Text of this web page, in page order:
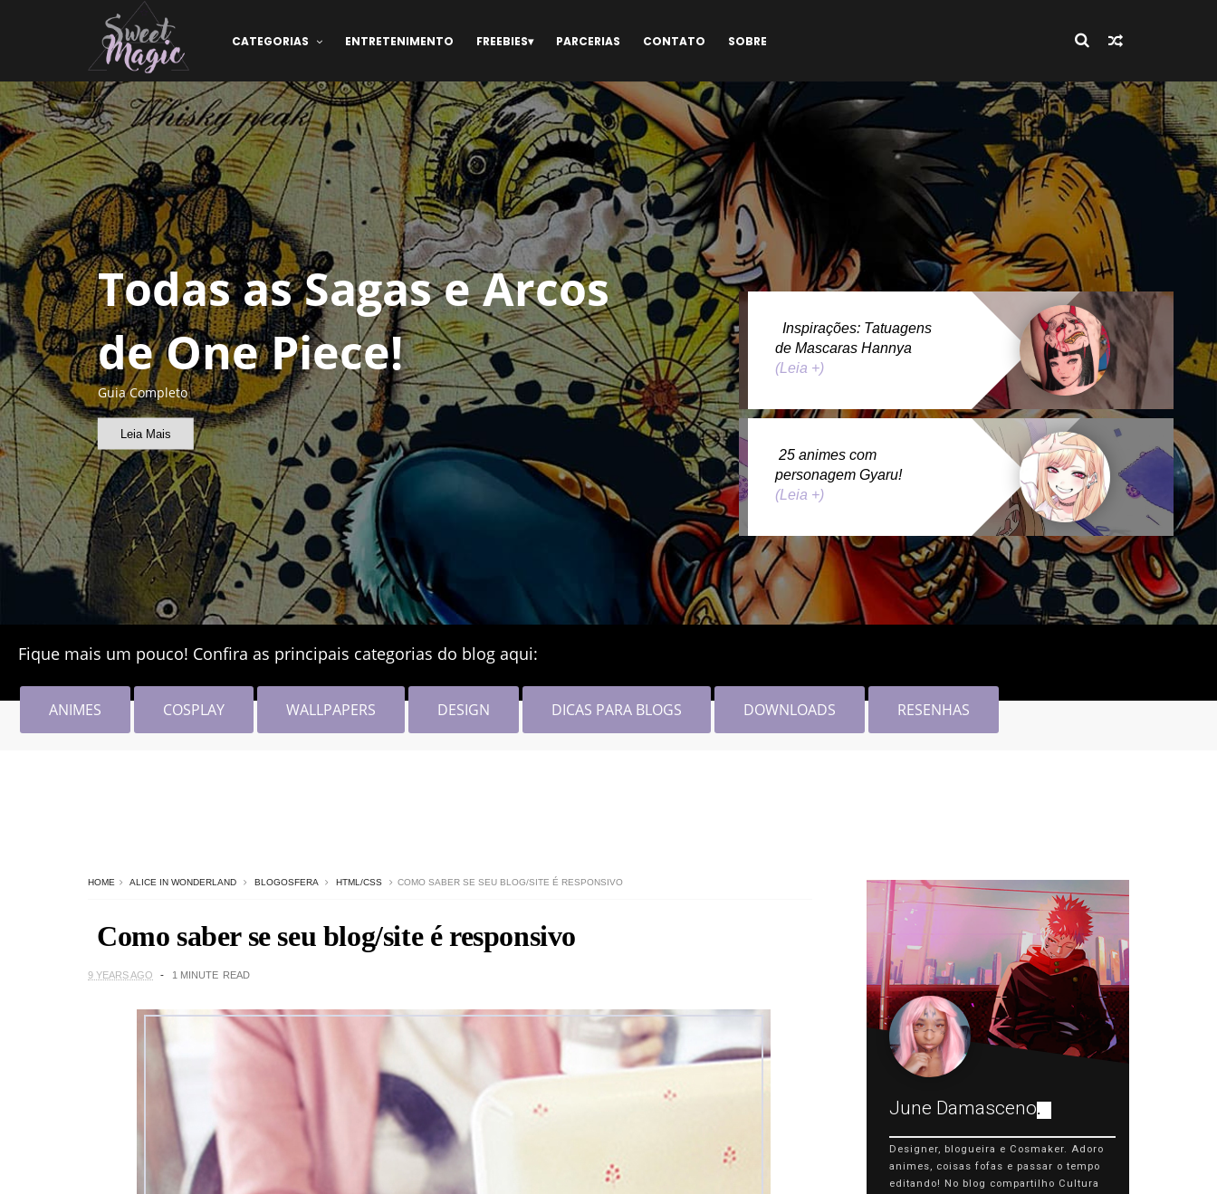
CATEGORIAS ENTRETENIMENTO FREEBIES PARCERIAS CONTATO SOBRE
Todas as Sagas e Arcos
de One Piece!
Guia Completo
Leia Mais
Inspirações: Tatuagens
de Mascaras Hannya
(Leia +)
25 animes com
personagem Gyaru!
(Leia +)
Fique mais um pouco! Confira as principais categorias do blog aqui:
ANIMES COSPLAY WALLPAPERS DESIGN DICAS PARA BLOGS DOWNLOADS RESENHAS
HOME ALICE IN WONDERLAND BLOGOSFERA HTML/CSS COMO SABER SE SEU BLOG/SITE É RESPONSIVO
Como saber se seu blog/site é responsivo
9 YEARS AGO 1 MINUTE READ
June Damasceno.
Designer, blogueira e Cosmaker. Adoro
animes, coisas fofas e passar o tempo
editando! No blog compartilho Cultura